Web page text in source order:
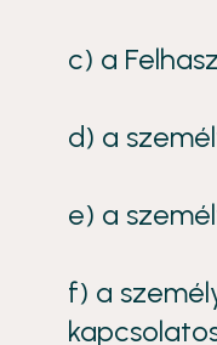
c) a
d) a
e) a
f) a